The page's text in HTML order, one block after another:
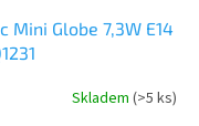
Mini Globe 7,3W E14
Skladem (>5 ks)